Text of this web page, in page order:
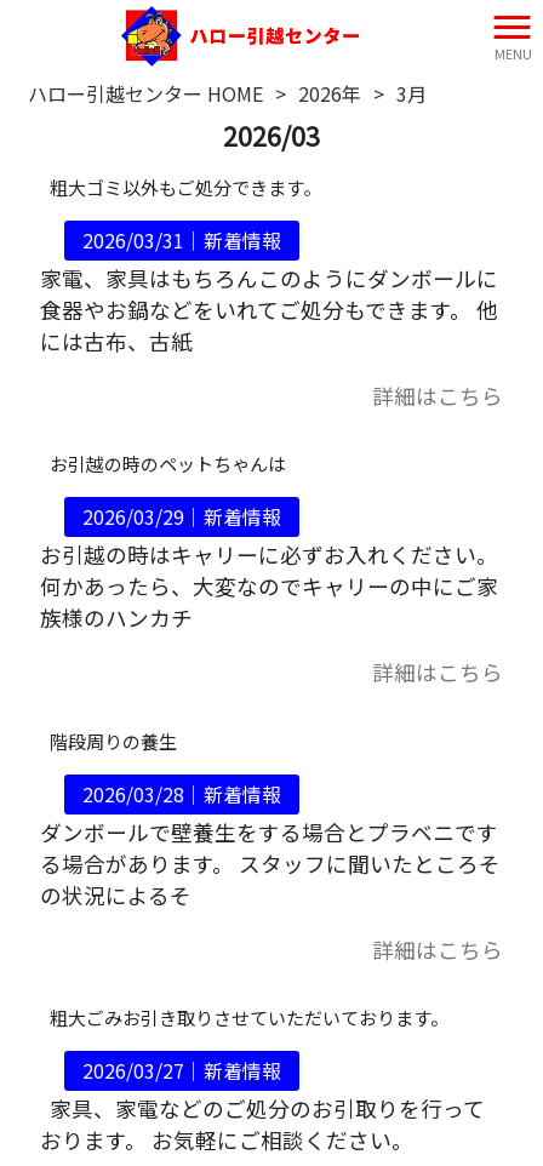
MENU
ハロー引越センター HOME > 2026年 > 3月
2026/03
粗大ゴミ以外もご処分できます。
2026/03/31｜新着情報
家電、家具はもちろんこのようにダンボールに
食器やお鍋などをいれてご処分もできます。 他
には古布、古紙
詳細はこちら
お引越の時のペットちゃんは
2026/03/29｜新着情報
お引越の時はキャリーに必ずお入れください。
何かあったら、大変なのでキャリーの中にご家
族様のハンカチ
詳細はこちら
階段周りの養生
2026/03/28｜新着情報
ダンボールで壁養生をする場合とプラベニです
る場合があります。 スタッフに聞いたところそ
の状況によるそ
詳細はこちら
粗大ごみお引き取りさせていただいております。
2026/03/27｜新着情報
家具、家電などのご処分のお引取りを行って
おります。 お気軽にご相談ください。